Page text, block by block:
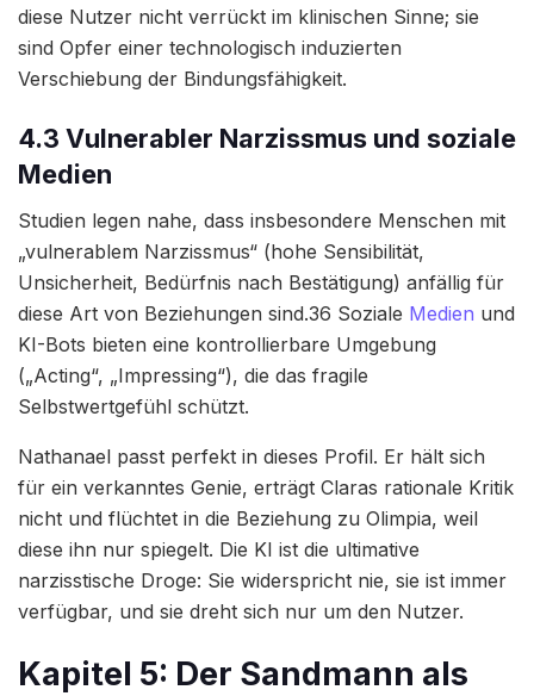
diese Nutzer nicht verrückt im klinischen Sinne; sie
sind Opfer einer technologisch induzierten
Verschiebung der Bindungsfähigkeit.
4.3 Vulnerabler Narzissmus und soziale
Medien
Studien legen nahe, dass insbesondere Menschen mit
„vulnerablem Narzissmus“ (hohe Sensibilität,
Unsicherheit, Bedürfnis nach Bestätigung) anfällig für
diese Art von Beziehungen sind.36 Soziale Medien und
KI-Bots bieten eine kontrollierbare Umgebung
(„Acting“, „Impressing“), die das fragile
Selbstwertgefühl schützt.
Nathanael passt perfekt in dieses Profil. Er hält sich
für ein verkanntes Genie, erträgt Claras rationale Kritik
nicht und flüchtet in die Beziehung zu Olimpia, weil
diese ihn nur spiegelt. Die KI ist die ultimative
narzisstische Droge: Sie widerspricht nie, sie ist immer
verfügbar, und sie dreht sich nur um den Nutzer.
Kapitel 5: Der Sandmann als